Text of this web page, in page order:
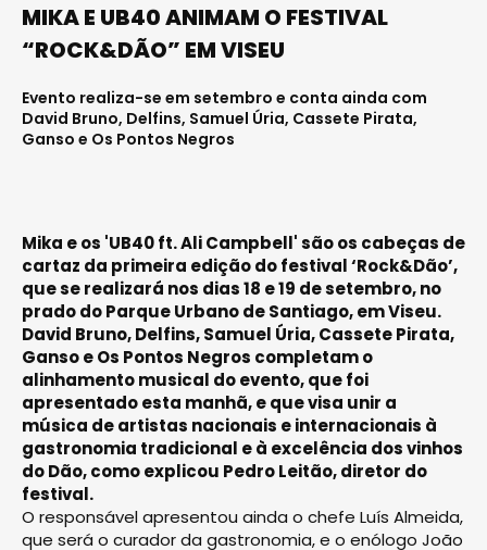
MIKA E UB40 ANIMAM O FESTIVAL
“ROCK&DÃO” EM VISEU
Evento realiza-se em setembro e conta ainda com
David Bruno, Delfins, Samuel Úria, Cassete Pirata,
Ganso e Os Pontos Negros
Mika e os 'UB40 ft. Ali Campbell' são os cabeças de
cartaz da primeira edição do festival ‘Rock&Dão’,
que se realizará nos dias 18 e 19 de setembro, no
prado do Parque Urbano de Santiago, em Viseu.
David Bruno, Delfins, Samuel Úria, Cassete Pirata,
Ganso e Os Pontos Negros completam o
alinhamento musical do evento, que foi
apresentado esta manhã, e que visa unir a
música de artistas nacionais e internacionais à
gastronomia tradicional e à excelência dos vinhos
do Dão, como explicou Pedro Leitão, diretor do
festival.
O responsável apresentou ainda o chefe Luís Almeida,
que será o curador da gastronomia, e o enólogo João